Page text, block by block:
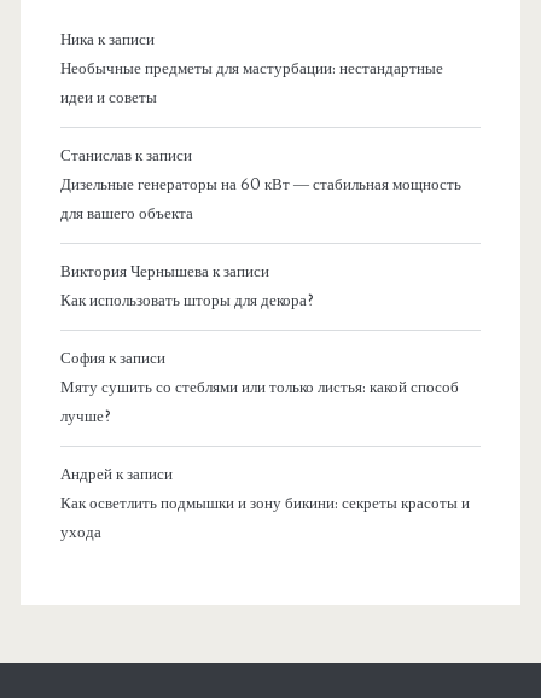
Никак записи
Необычные предметы для мастурбации: нестандартные
идеи и советы
Станиславк записи
Дизельные генераторы на 60 кВт — стабильная мощность
для вашего объекта
Виктория Чернышевак записи
Как использовать шторы для декора?
Софияк записи
Мяту сушить со стеблями или только листья: какой способ
лучше?
Андрейк записи
Как осветлить подмышки и зону бикини: секреты красоты и
ухода